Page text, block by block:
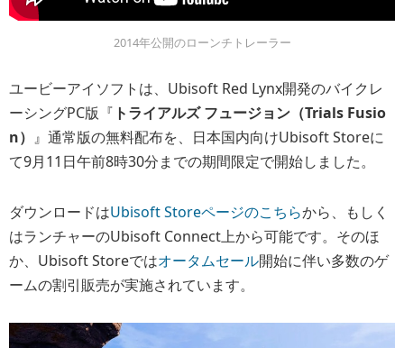
2014年公開のローンチトレーラー
ユービーアイソフトは、Ubisoft Red Lynx開発のバイクレ
ーシングPC版『 トライアルズ フュージョン（Trials Fusio
n） 』通常版の無料配布を、日本国内向けUbisoft Storeに
て9月11日午前8時30分までの期間限定で開始しました。
ダウンロードはUbisoft Storeページのこちらから、もしく
はランチャーのUbisoft Connect上から可能です。そのほ
か、Ubisoft Storeではオータムセール開始に伴い多数のゲ
ームの割引販売が実施されています。